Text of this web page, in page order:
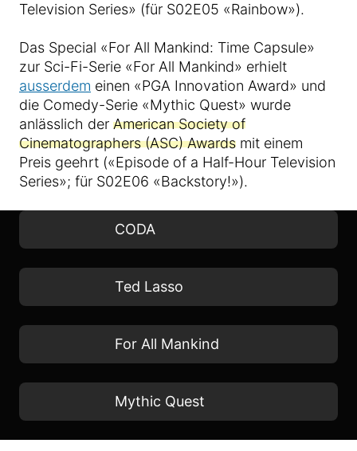
Television Series» (für S02E05 «Rainbow»).
Das Special «For All Mankind: Time Capsule»
zur Sci-Fi-Serie «For All Mankind» erhielt
ausserdem einen «PGA Innovation Award» und
die Comedy-Serie «Mythic Quest» wurde
anlässlich der American Society of
Cinematographers (ASC) Awards mit einem
Preis geehrt («Episode of a Half-Hour Television
Series»; für S02E06 «Backstory!»).
CODA
Ted Lasso
For All Mankind
Mythic Quest